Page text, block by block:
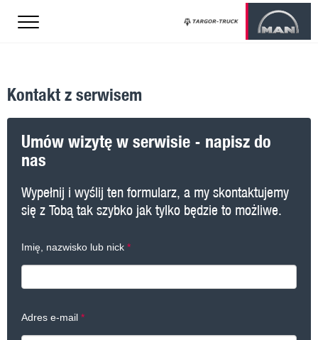
mobi.config.php
Kontakt z serwisem
Umów wizytę w serwisie - napisz do
nas
Wypełnij i wyślij ten formularz, a my skontaktujemy
się z Tobą tak szybko jak tylko będzie to możliwe.
Imię, nazwisko lub nick
Adres e-mail